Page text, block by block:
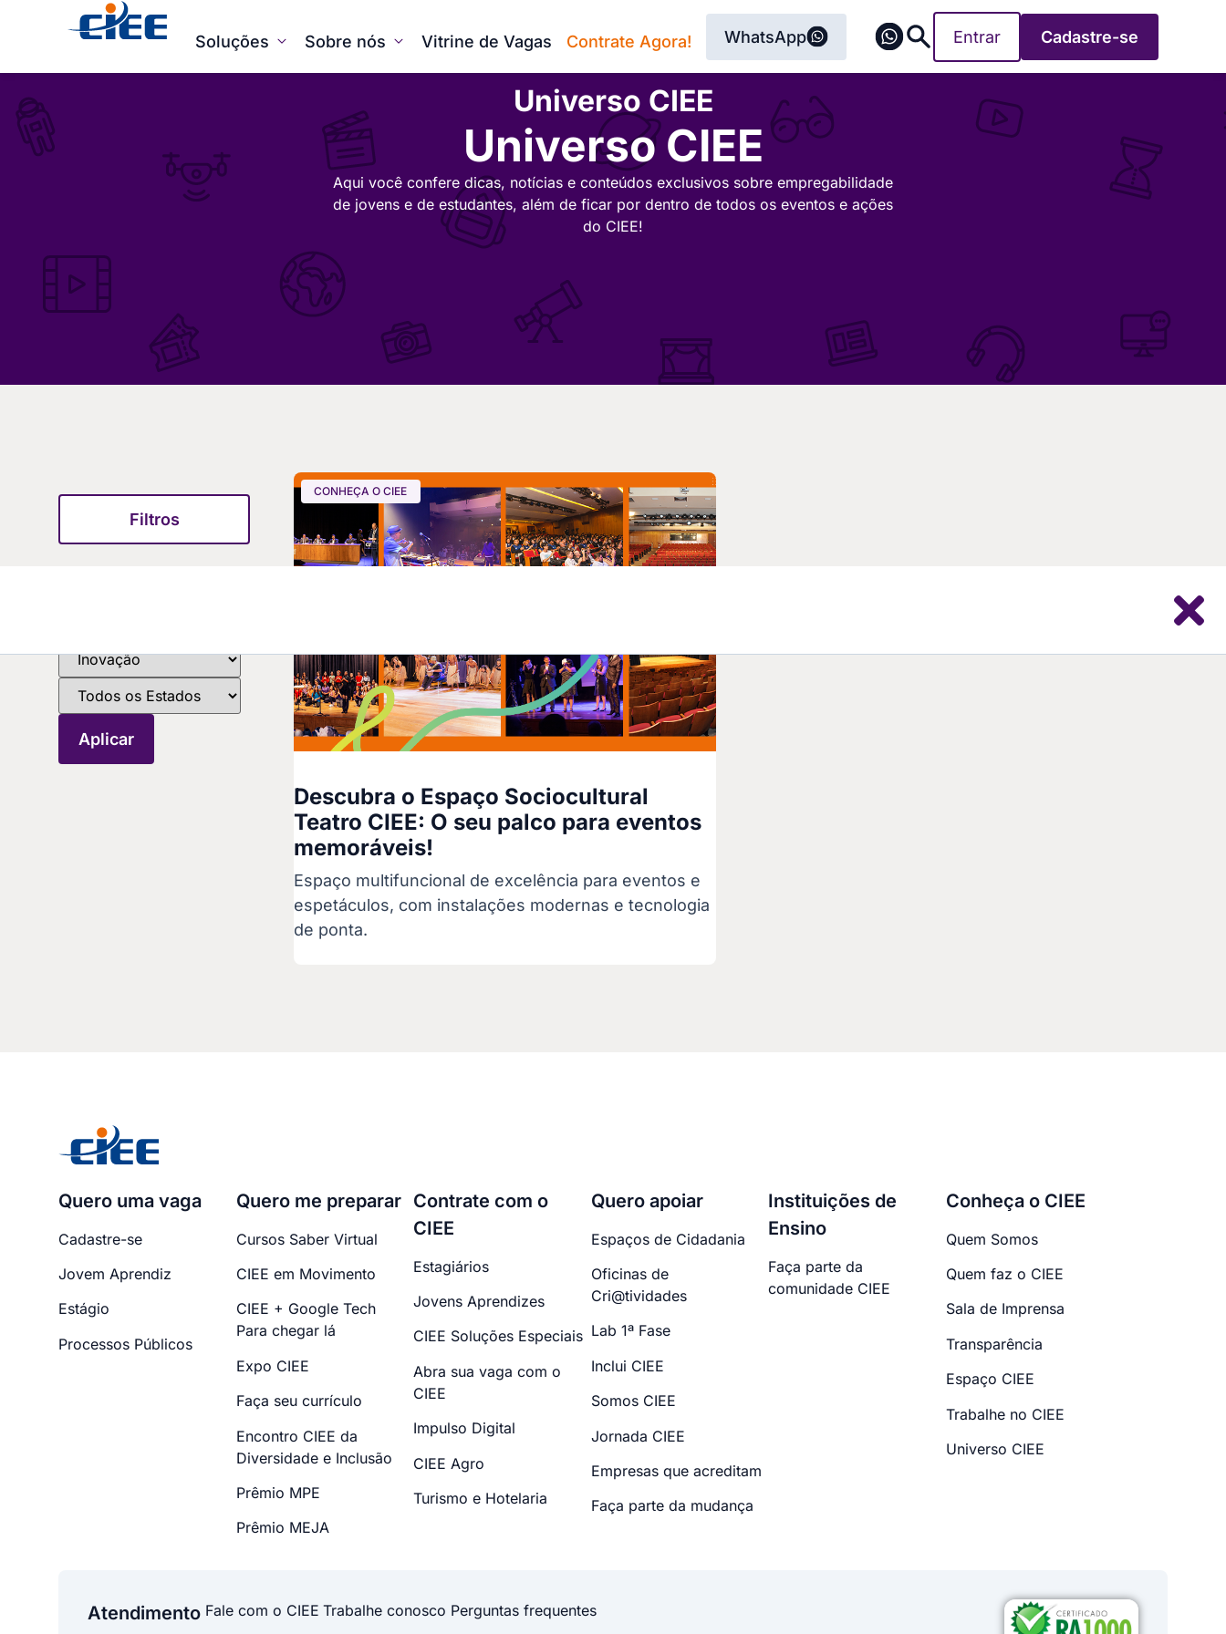
Soluções Sobre nós Vitrine de Vagas Contrate Agora! WhatsApp Entrar Cadastre-se
Universo CIEE
Universo CIEE
Aqui você confere dicas, notícias e conteúdos exclusivos sobre empregabilidade
de jovens e de estudantes, além de ficar por dentro de todos os eventos e ações
do CIEE!
Filtros
CONHEÇA O CIEE
Descubra o Espaço Sociocultural
Teatro CIEE: O seu palco para eventos
memoráveis!
Espaço multifuncional de excelência para eventos e
espetáculos, com instalações modernas e tecnologia
de ponta.
Quero uma vaga
Cadastre-se
Jovem Aprendiz
Estágio
Processos Públicos
Quero me preparar
Cursos Saber Virtual
CIEE em Movimento
CIEE + Google Tech
Para chegar lá
Expo CIEE
Faça seu currículo
Encontro CIEE da
Diversidade e Inclusão
Prêmio MPE
Prêmio MEJA
Contrate com o
CIEE
Estagiários
Jovens Aprendizes
CIEE Soluções Especiais
Abra sua vaga com o
CIEE
Impulso Digital
CIEE Agro
Turismo e Hotelaria
Quero apoiar
Espaços de Cidadania
Oficinas de
Cri@tividades
Lab 1ª Fase
Inclui CIEE
Somos CIEE
Jornada CIEE
Empresas que acreditam
Faça parte da mudança
Instituições de
Ensino
Faça parte da
comunidade CIEE
Conheça o CIEE
Quem Somos
Quem faz o CIEE
Sala de Imprensa
Transparência
Espaço CIEE
Trabalhe no CIEE
Universo CIEE
Atendimento Fale com o CIEE Trabalhe conosco Perguntas frequentes